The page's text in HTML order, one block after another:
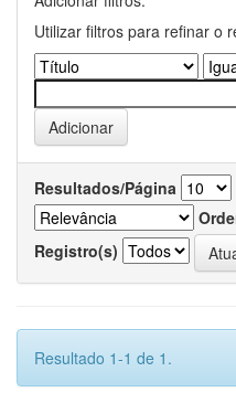
Utilizar filtros para refinar o
Resultados/Página
Registro(s)
Resultado 1-1 de 1.